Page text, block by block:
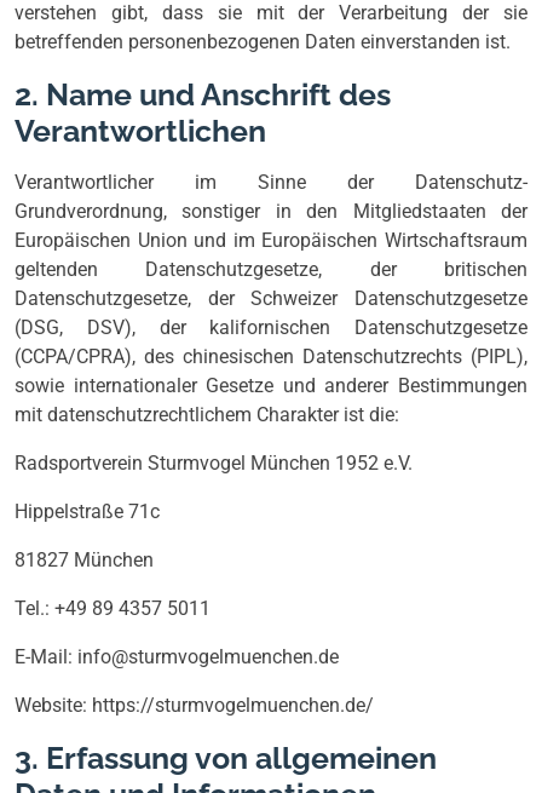
verstehen gibt, dass sie mit der Verarbeitung der sie
betreffenden personenbezogenen Daten einverstanden ist.
2. Name und Anschrift des
Verantwortlichen
Verantwortlicher im Sinne der Datenschutz-
Grundverordnung, sonstiger in den Mitgliedstaaten der
Europäischen Union und im Europäischen Wirtschaftsraum
geltenden Datenschutzgesetze, der britischen
Datenschutzgesetze, der Schweizer Datenschutzgesetze
(DSG, DSV), der kalifornischen Datenschutzgesetze
(CCPA/CPRA), des chinesischen Datenschutzrechts (PIPL),
sowie internationaler Gesetze und anderer Bestimmungen
mit datenschutzrechtlichem Charakter ist die:
Radsportverein Sturmvogel München 1952 e.V.
Hippelstraße 71c
81827 München
Tel.: +49 89 4357 5011
E-Mail: info@sturmvogelmuenchen.de
Website: https://sturmvogelmuenchen.de/
3. Erfassung von allgemeinen